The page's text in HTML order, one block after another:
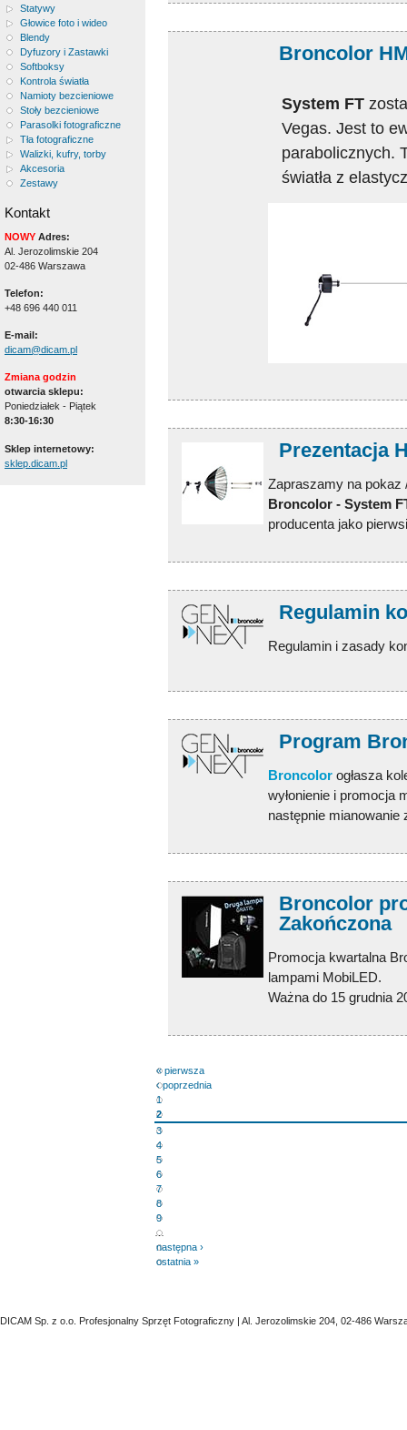
Statywy
Głowice foto i wideo
Blendy
Dyfuzory i Zastawki
Softboksy
Kontrola światła
Namioty bezcieniowe
Stoły bezcieniowe
Parasolki fotograficzne
Tła fotograficzne
Walizki, kufry, torby
Akcesoria
Zestawy
Kontakt
NOWY Adres:
Al. Jerozolimskie 204
02-486 Warszawa
Telefon:
+48 696 440 011
E-mail:
dicam@dicam.pl
Zmiana godzin
otwarcia sklepu:
Poniedziałek - Piątek
8:30-16:30
Sklep internetowy:
sklep.dicam.pl
Broncolor
System FT
Vegas. Jest to
parabolicznych.
światła z
Prezentacja
Zapraszamy na pokaz
Broncolor - System
producenta jako
Regulamin
Regulamin i zasady
Program
Broncolor ogłasza
wyłonienie i promocja
następnie
Broncolor
Zakończona
Promocja kwartalna
lampami MobiLED.
Ważna do 15 grudnia
« pierwsza
‹ poprzednia
1
2
3
4
5
6
7
8
9
…
następna ›
ostatnia »
DICAM Sp. z o.o. Profesjonalny Sprzęt Fotograficzny | Al. Jerozolimskie 204, 02-486